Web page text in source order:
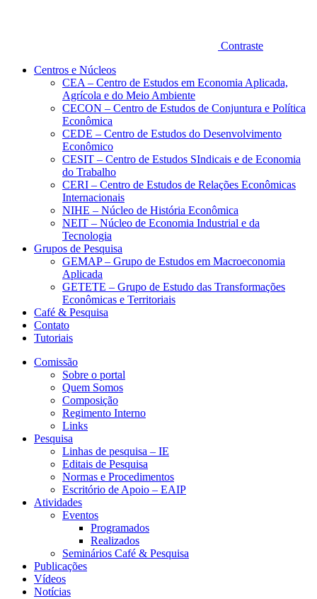
Contraste
Centros e Núcleos
CEA – Centro de Estudos em Economia Aplicada,
Agrícola e do Meio Ambiente
CECON – Centro de Estudos de Conjuntura e Política
Econômica
CEDE – Centro de Estudos do Desenvolvimento
Econômico
CESIT – Centro de Estudos SIndicais e de Economia
do Trabalho
CERI – Centro de Estudos de Relações Econômicas
Internacionais
NIHE – Núcleo de História Econômica
NEIT – Núcleo de Economia Industrial e da
Tecnologia
Grupos de Pesquisa
GEMAP – Grupo de Estudos em Macroeconomia
Aplicada
GETETE – Grupo de Estudo das Transformações
Econômicas e Territoriais
Café & Pesquisa
Contato
Tutoriais
Comissão
Sobre o portal
Quem Somos
Composição
Regimento Interno
Links
Pesquisa
Linhas de pesquisa – IE
Editais de Pesquisa
Normas e Procedimentos
Escritório de Apoio – EAIP
Atividades
Eventos
Programados
Realizados
Seminários Café & Pesquisa
Publicações
Vídeos
Notícias